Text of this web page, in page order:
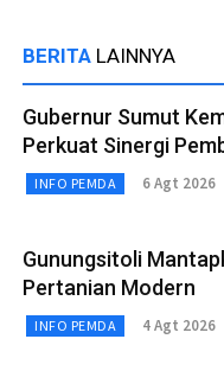
BERITA LAINNYA
Gubernur Sumut
Perkuat Sinergi
INFO PEMDA 6 Agt 2026
Gunungsitoli
Pertanian Modern
INFO PEMDA 4 Agt 2026